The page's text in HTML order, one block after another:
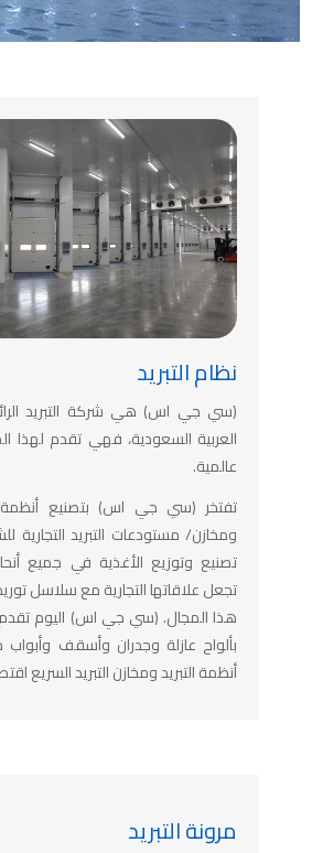
نظام التبريد
(سي جي اس) هي شركة التبريد
العربية السعودية، فهي تقدم لهذا
عالمية.
تفتخر (سي جي اس) بتصنيع أنظمة
ومخازن/ مستودعات التبريد التجارية
تصنيع وتوزيع الأغذية في جميع
تجعل علاقاتها التجارية مع سلاسل
هذا المجال. (سي جي اس) اليوم تقدم
بألواح عازلة وجدران وأسقف وأبواب
أنظمة التبريد ومخازن التبريد السريع
مرونة التبريد